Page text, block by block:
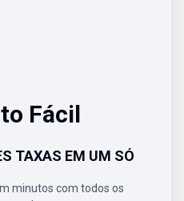
Fácil
TAXAS EM UM SÓ
minutos com todos os